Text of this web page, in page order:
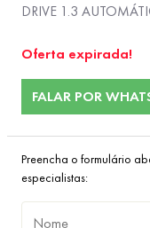
DRIVE 1.3
Oferta expirada!
FALAR POR
Preencha o formulário
especialistas: